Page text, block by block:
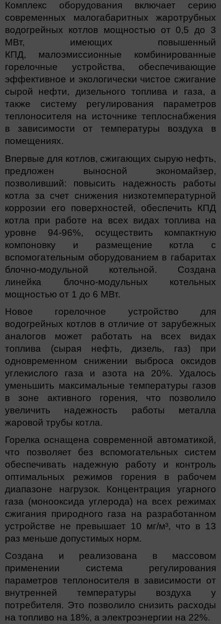
Комплекс оборудования включает серию
современных малогабаритных жаротрубных
водогрейных котлов мощностью от 0,5 до 3
МВт, имеющих повышенный
КПД, малоэмиссионные комбинированные
горелочные устройства, обеспечивающие
эффективное и экологически чистое сжигание
сырой нефти, дизельного топлива и газа, а
также систему регулирования параметров
теплоносителя на источнике теплоснабжения
в зависимости от температуры воздуха в
помещениях.
Впервые для котлов, сжигающих сырую нефть,
предложен выносной экономайзер,
позволивший: повысить надежность работы
котла за счет снижения низкотемпературной
коррозии его поверхностей, обеспечить КПД
котла при работе на всех видах топлива на
уровне 94-96%, осуществить компактную
компоновку и размещение котла с
вспомогательным оборудованием в габаритах
блочно-модульной котельной. Создана
линейка блочно-модульных котельных
мощностью от 1 до 6 МВт.
Новое горелочное устройство для
водогрейных котлов в отличие от зарубежных
аналогов может работать на всех видах
топлива (сырая нефть, дизель, газ) при
одновременном снижении выброса оксидов
углекислого газа и азота на 20%. Удалось
уменьшить максимальные температуры газов
в зоне активного горения, что позволило
увеличить надежность работы металла
жаровой трубы котла.
Горелка оснащена современной автоматикой,
что позволяет без вспомогательных систем
обеспечивать надежную работу и контроль
оптимальных режимов горения в рабочем
диапазоне нагрузок. Концентрация угарного
газа (монооксида углерода) на всех режимах
сжигания природного газа на разработанном
устройстве не превышает 10 мг/м³, что в 13
раз меньше допустимых норм.
Создана и реализована в массовом
применении система регулирования
параметров теплоносителя в зависимости от
внутренней температуры воздуха у
потребителя. Это позволило снизить расходы
на топливо на 18%, а электроэнергии на 22%.